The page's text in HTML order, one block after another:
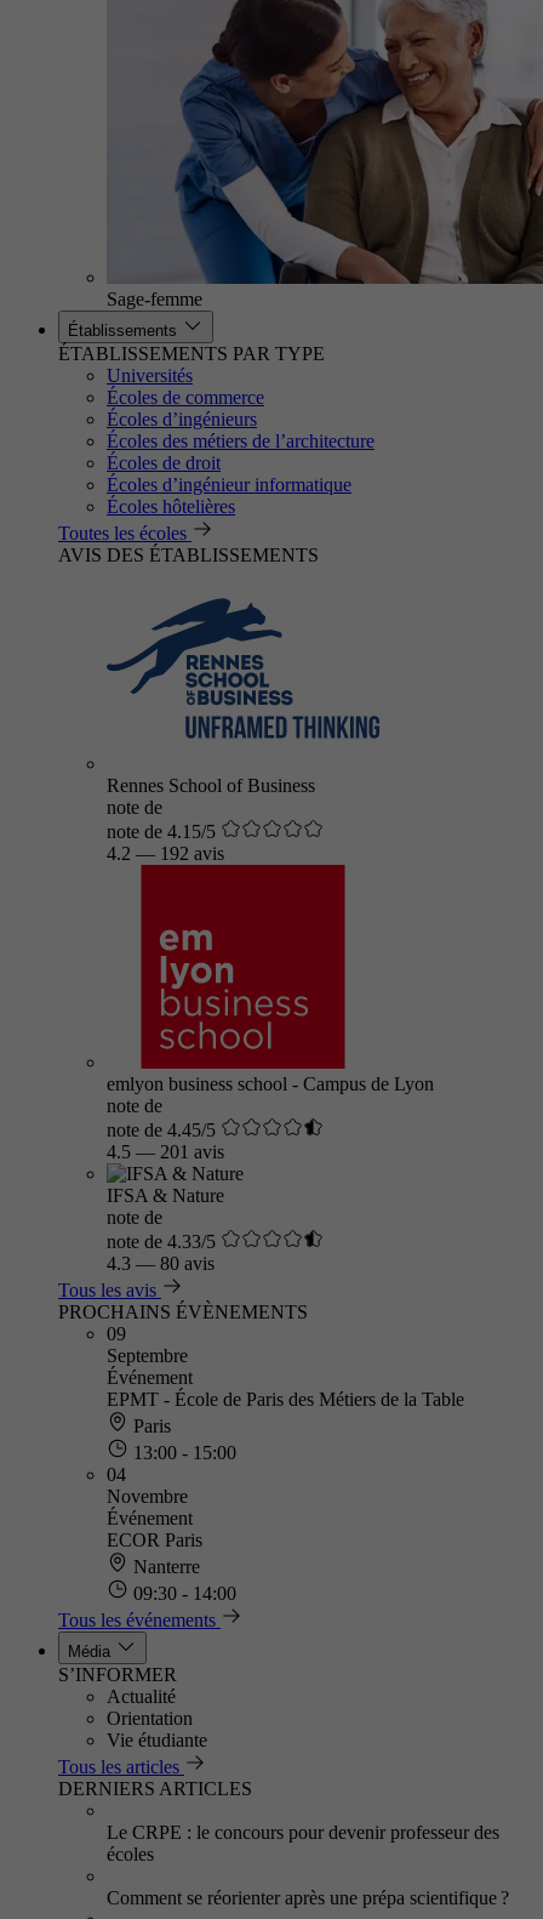
Sage-femme
Établissements
ÉTABLISSEMENTS PAR TYPE
Universités
Écoles de commerce
Écoles d’ingénieurs
Écoles des métiers de l’architecture
Écoles de droit
Écoles d’ingénieur informatique
Écoles hôtelières
Toutes les écoles
AVIS DES ÉTABLISSEMENTS
Rennes School of Business
note de
note de 4.15/5
4.2 — 192 avis
emlyon business school - Campus de Lyon
note de
note de 4.45/5
4.5 — 201 avis
IFSA & Nature
note de
note de 4.33/5
4.3 — 80 avis
Tous les avis
PROCHAINS ÉVÈNEMENTS
09
Septembre
Événement
EPMT - École de Paris des Métiers de la Table
Paris
13:00 - 15:00
04
Novembre
Événement
ECOR Paris
Nanterre
09:30 - 14:00
Tous les événements
Média
S’INFORMER
Actualité
Orientation
Vie étudiante
Tous les articles
DERNIERS ARTICLES
Le CRPE : le concours pour devenir professeur des
écoles
Comment se réorienter après une prépa scientifique ?